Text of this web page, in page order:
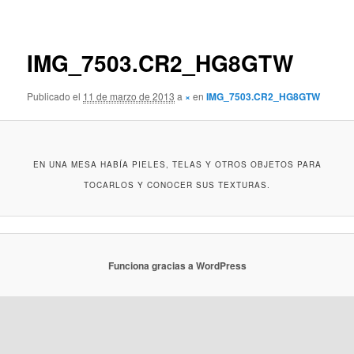
IMG_7503.CR2_HG8GTW
Publicado el 11 de marzo de 2013 a ×enIMG_7503.CR2_HG8GTW
EN UNA MESA HABÍA PIELES, TELAS Y OTROS OBJETOS PARA
TOCARLOS Y CONOCER SUS TEXTURAS.
Funciona gracias a WordPress